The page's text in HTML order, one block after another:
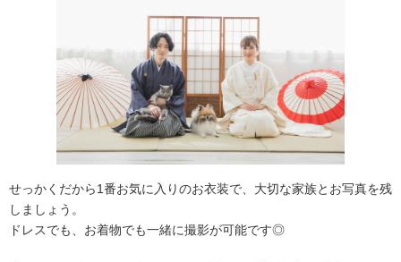
せっかくだから1番お気に入りのお衣装で、大切な家族とお写真を残
しましょう。
ドレスでも、お着物でも一緒に撮影が可能です◎